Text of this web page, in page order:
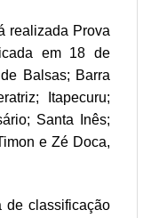
realizada Prova
em 18 de
Balsas; Barra
Itapecuru;
Santa Inês;
e Zé Doca,
de classificação